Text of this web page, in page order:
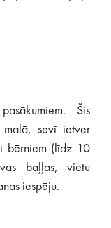
Šis
malā, sevī ietver
bērniem (līdz 10
baļļas, vietu
iespēju.